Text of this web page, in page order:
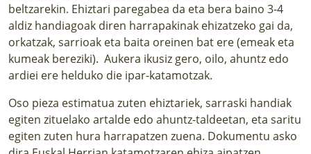
beltzarekin. Ehiztari paregabea da eta bera baino 3-4
aldiz handiagoak diren harrapakinak ehizatzeko gai da,
orkatzak, sarrioak eta baita oreinen bat ere (emeak eta
kumeak bereziki). Aukera ikusiz gero, oilo, ahuntz edo
ardiei ere helduko die ipar-katamotzak.
Oso pieza estimatua zuten ehiztariek, sarraski handiak
egiten zituelako artalde edo ahuntz-taldeetan, eta saritu
egiten zuten hura harrapatzen zuena. Dokumentu asko